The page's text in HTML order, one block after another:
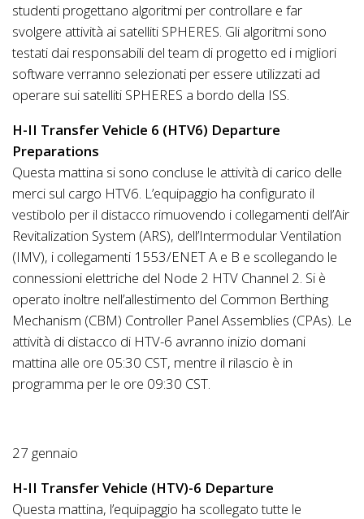
studenti progettano algoritmi per controllare e far
svolgere attività ai satelliti SPHERES. Gli algoritmi sono
testati dai responsabili del team di progetto ed i migliori
software verranno selezionati per essere utilizzati ad
operare sui satelliti SPHERES a bordo della ISS.
H-II Transfer Vehicle 6 (HTV6) Departure
Preparations
Questa mattina si sono concluse le attività di carico delle
merci sul cargo HTV6. L’equipaggio ha configurato il
vestibolo per il distacco rimuovendo i collegamenti dell’Air
Revitalization System (ARS), dell’Intermodular Ventilation
(IMV), i collegamenti 1553/ENET A e B e scollegando le
connessioni elettriche del Node 2 HTV Channel 2. Si è
operato inoltre nell’allestimento del Common Berthing
Mechanism (CBM) Controller Panel Assemblies (CPAs). Le
attività di distacco di HTV-6 avranno inizio domani
mattina alle ore 05:30 CST, mentre il rilascio è in
programma per le ore 09:30 CST.
27 gennaio
H-II Transfer Vehicle (HTV)-6 Departure
Questa mattina, l’equipaggio ha scollegato tutte le